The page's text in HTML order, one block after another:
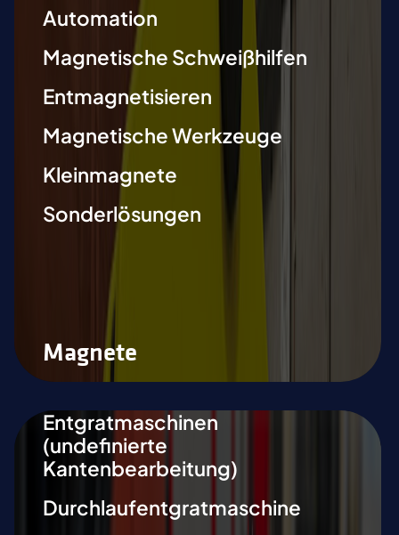
Automation
Magnetische Schweißhilfen
Entmagnetisieren
Magnetische Werkzeuge
Kleinmagnete
Sonderlösungen
Magnete
Entgratmaschinen
(undefinierte
Kantenbearbeitung)
Durchlaufentgratmaschine